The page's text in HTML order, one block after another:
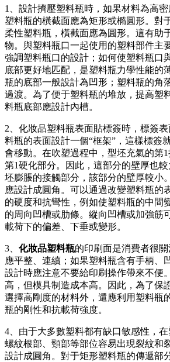
1、設計擠壓塑料瓶時，如果材料為高密
塑料瓶的橫截面應為矩形或橢圓形。對
柔性塑料瓶，橫截面應為圓形。這有助
物。與塑料瓶口一起使用的塑料部件主
強調塑料瓶口的設計；如何使塑料瓶口
底部更好地匹配，是塑料瓶力學性能的
瓶的底部一般設計為凹形；塑料瓶的角
過渡。為了便于塑料瓶的堆放，提高塑
料瓶底部應設計內槽。
2、化妝品塑料瓶表面貼標簽時，標簽
料瓶的表面設計一個“框架”，這樣標簽
會移動。在吹塑過程中，型坯充氣的第
第1硬化部分。因此，這部分的壁厚也
坯膨脹的接觸部分，該部分的壁厚較小
應設計成圓角。可以通過改變塑料瓶的
的硬度和抗彎性，例如使塑料瓶的中間
的周向凹槽或肋條。縱向凹槽或加強筋
載荷下的偏差、下垂或變形。
3、 化妝品塑料瓶的印刷面是消費者很
應平整、連續；如果塑料瓶含有手柄、
設計時應注意不要給印刷操作帶來不便
高，但模具制造成本高。因此，為了保
選擇高剛度的材料外，還應利用塑料瓶
瓶的剛性和抗載荷強度。
4、由于大多數塑料都有缺口敏感性，
螺紋根部、頸部等部位容易出現裂紋和
設計成圓角。對于矩形塑料瓶的傳遞部